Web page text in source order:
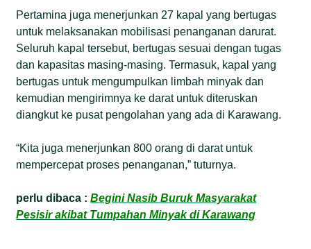
Pertamina juga menerjunkan 27 kapal yang bertugas
untuk melaksanakan mobilisasi penanganan darurat.
Seluruh kapal tersebut, bertugas sesuai dengan tugas
dan kapasitas masing-masing. Termasuk, kapal yang
bertugas untuk mengumpulkan limbah minyak dan
kemudian mengirimnya ke darat untuk diteruskan
diangkut ke pusat pengolahan yang ada di Karawang.
“Kita juga menerjunkan 800 orang di darat untuk
mempercepat proses penanganan,” tuturnya.
perlu dibaca :Begini Nasib Buruk Masyarakat
Pesisir akibat Tumpahan Minyak di Karawang